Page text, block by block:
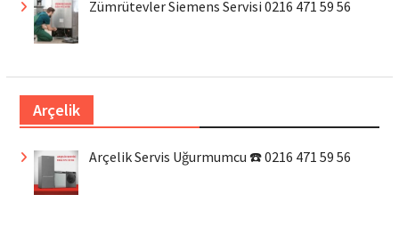
Zümrütevler Siemens Servisi 0216 471 59 56
Arçelik
Arçelik Servis Uğurmumcu ☎️ 0216 471 59 56